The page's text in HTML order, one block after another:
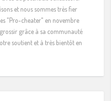
et nous sommes très fier
"Pro-cheater" en novembre
grâce à sa communauté
soutient et à très bientôt en